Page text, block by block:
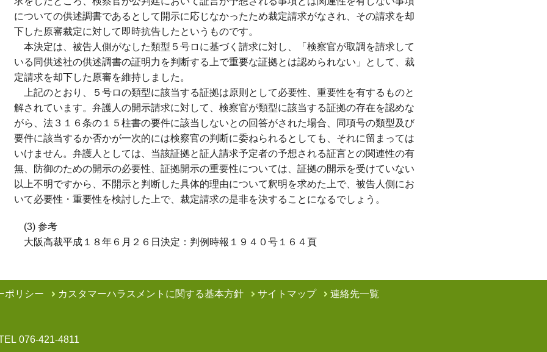
についての供述調書であるとして開示に応じなかったため裁定請求がなされ、その請求を却
下した原審裁定に対して即時抗告したというものです。
本決定は、被告人側がなした類型５号ロに基づく請求に対し、「検察官が取調を請求して
いる同供述社の供述調書の証明力を判断する上で重要な証拠とは認められない」として、裁
定請求を却下した原審を維持しました。
上記のとおり、５号ロの類型に該当する証拠は原則として必要性、重要性を有するものと
解されています。弁護人の開示請求に対して、検察官が類型に該当する証拠の存在を認めな
がら、法３１６条の１５柱書の要件に該当しないとの回答がされた場合、同項号の類型及び
要件に該当するか否かが一次的には検察官の判断に委ねられるとしても、それに留まっては
いけません。弁護人としては、当該証拠と証人請求予定者の予想される証言との関連性の有
無、防御のための開示の必要性、証拠開示の重要性については、証拠の開示を受けていない
以上不明ですから、不開示と判断した具体的理由について釈明を求めた上で、被告人側にお
いて必要性・重要性を検討した上で、裁定請求の是非を決することになるでしょう。
(3) 参考
大阪高裁平成１８年６月２６日決定：判例時報１９４０号１６４頁
ポリシー カスタマーハラスメントに関する基本方針 サイトマップ
連絡先一覧
076-421-4811